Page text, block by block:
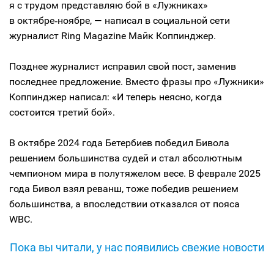
я с трудом представляю бой в «Лужниках»
в октябре‑ноябре, — написал в социальной сети
журналист Ring Magazine Майк Коппинджер.
Позднее журналист исправил свой пост, заменив
последнее предложение. Вместо фразы про «Лужники»
Коппинджер написал: «И теперь неясно, когда
состоится третий бой».
В октябре 2024 года Бетербиев победил Бивола
решением большинства судей и стал абсолютным
чемпионом мира в полутяжелом весе. В феврале 2025
года Бивол взял реванш, тоже победив решением
большинства, а впоследствии отказался от пояса
WBC.
Пока вы читали, у нас появились свежие новости